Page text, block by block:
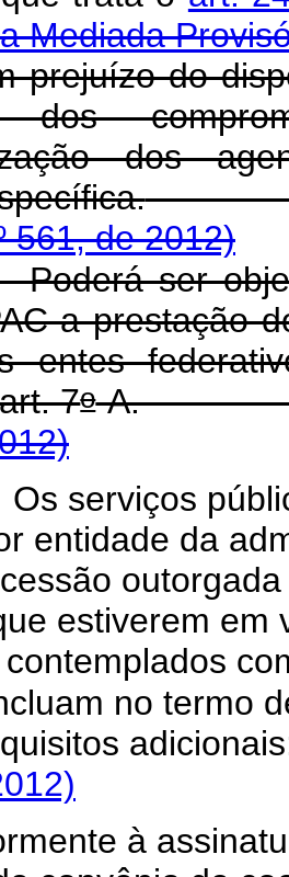
Mediada
do
dos
561, de 2012)
Poderá ser
a prestação
entes
7o-
Os serviços
entidade da
estiverem em
no termo
requisitos
à